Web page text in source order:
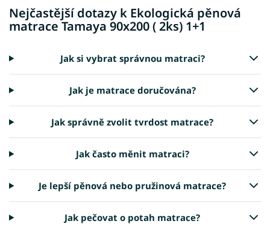
Nejčastější dotazy k Ekologická pěnová
matrace Tamaya 90x200 ( 2ks) 1+1
Jak si vybrat správnou matraci?
Jak je matrace doručována?
Jak správně zvolit tvrdost matrace?
Jak často měnit matraci?
Je lepší pěnová nebo pružinová matrace?
Jak pečovat o potah matrace?